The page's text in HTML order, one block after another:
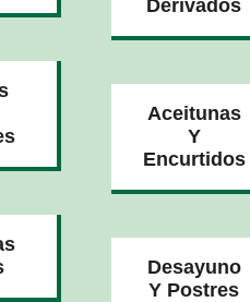
Derivados
Aceitunas
Y
Encurtidos
Desayuno
Y Postres